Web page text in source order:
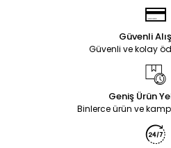
Güvenli
Güvenli ve kolay
Geniş Ürün
Binlerce ürün ve